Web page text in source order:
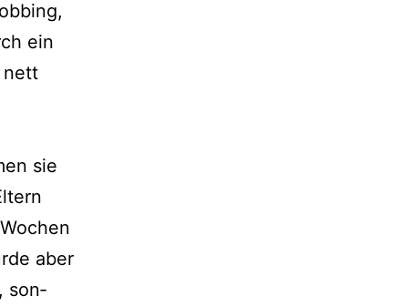
ein
nett
sie
aber
son­